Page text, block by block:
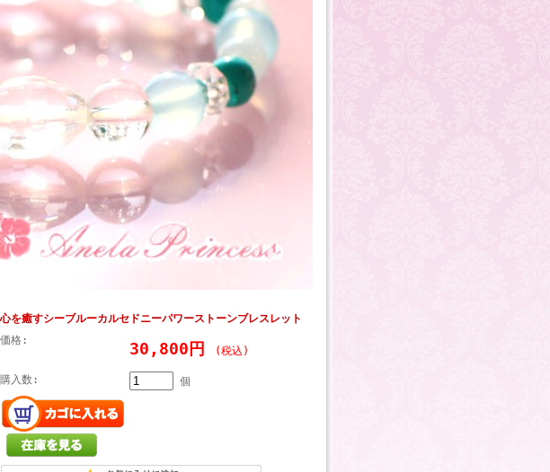
心を癒すシーブルーカルセドニーパワーストーンブレスレット
価格:
30,800円 (税込)
購入数: 個